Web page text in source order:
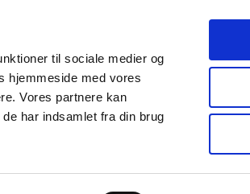
til sociale medier og
hjemmeside med vores
Vores partnere kan
har indsamlet fra din brug
Kontakt Udgivelser
salg af
Medicinsk
Særlige